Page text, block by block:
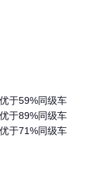
于59%同级车
于89%同级车
于71%同级车